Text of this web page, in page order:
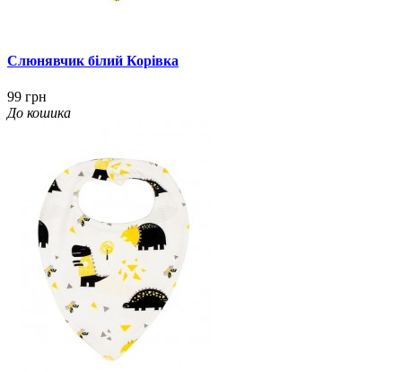
Слюнявчик білий Корівка
99 грн
До кошика